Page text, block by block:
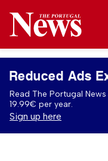
Reduced Ads
Read The Portugal
19.99€ per year.
Sign up here